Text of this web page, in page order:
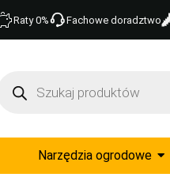
Raty 0% Fachowe doradztwo
Narzędzia ogrodowe